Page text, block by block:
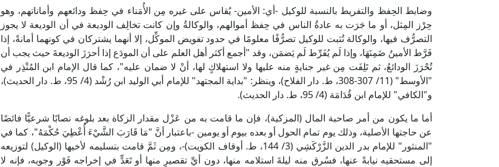
وضابط الحِفظ والتفريط بالنسبة للوكيل -أي: الأمين- يُقاس على غيره مِن الأُمَناء في حِفظ ودائعهم وأماناتهم، وهو
حِرْز المِثل، أو ما جَرَت به عادةُ الناس في حِفظ أموالهم، والوكالةُ وإن كانت تخالِف الوديعة في أن الوديعة لا يجوز
التصرُّف فيها، والوكالة تُثبت للوكيل تصرُّفًا معلومًا في حدود تفويض الموكِّل، إلا أنهما يشتركان في كونهما أمانةً، إذا
فَرَّط الأمينُ ضَمِنَهَا، وإذا لَم يُفَرِّط لَم يَضمَن، وقد "أجمع أكثر أهل العلم على أن المودَع إذا أحرَزَ الوديعةَ حيث يجب أن
تُحْرَزَ الودائعُ، ثم تَلِفَت مِن غير جنايةٍ منه عليها ولا استهلاكٍ لها، أنْ لا ضمان عليه"، كما قال الإمام ابن المُنْذِر في
"الأوسط" (11/ 307-308، ط. دار الفلاح)، وينظر: "بداية المجتهد" للإمام أبي الوليد ابن رُشْد (4/ 95، ط. دار الحديث)،
و"الكافي" للإمام ابن قُدَامَة (4/ 95، ط. دار الحديث).
أما ما يكون من أمر صاحبة المال (المزكية)، فإن ما قامت به من عَزْل مقدار الزكاة بعد بلوغه نصابًا شرعيًّا فائضًا
عن حاجتها الأصلية، وذلك يوم تمام الحول أو بعده بيوم أو يومين -باعتبار أنَّ "مَا قَارَبَ الشَّيْءَ أُعْطِيَ حُكْمَهُ"، كما في
"المنثور" للإمام بدر الدين الزَّرْكَشِي (3/ 144، ط. أوقاف الكويت)-، ومِن ثَمَّ قامت بتسليمه لأخيها (الوكيل) لتوزيعه
إلى مستحقيه نيابةً عنها، فسُرق منه ليلةَ استلامه منها، دون أيِّ تقصيرٍ منها أو تَعَدٍّ في إخراجه فَوْر وجوبه، فإنه لا